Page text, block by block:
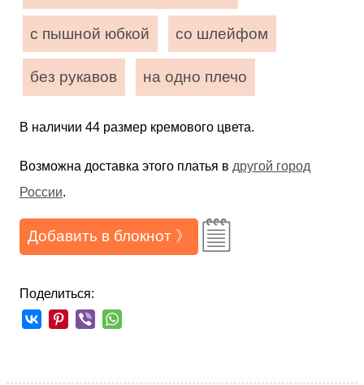
с пышной юбкой со шлейфом
без рукавов на одно плечо
В наличии 44 размер кремового цвета.
Возможна доставка этого платья в другой город
России.
Добавить в блокнот 》
Поделиться: